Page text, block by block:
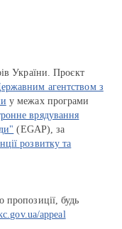
України. Проєкт
агентством з
у межах програми
врядування
(EGAP), за
розвитку та
будь
appeal